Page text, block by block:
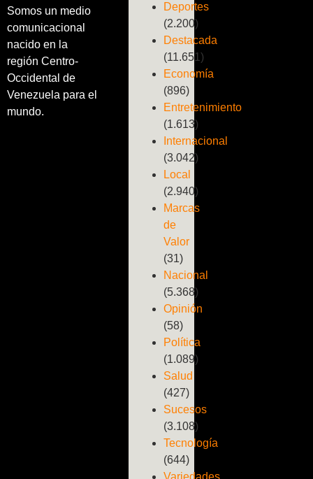
Somos un medio
comunicacional
nacido en la
región Centro-
Occidental de
Venezuela para el
mundo.
Deportes
(2.200)
Destacada
(11.651)
Economía
(896)
Entretenimiento
(1.613)
Internacional
(3.042)
Local
(2.940)
Marcas
de
Valor
(31)
Nacional
(5.368)
Opinión
(58)
Política
(1.089)
Salud
(427)
Sucesos
(3.108)
Tecnología
(644)
Variedades